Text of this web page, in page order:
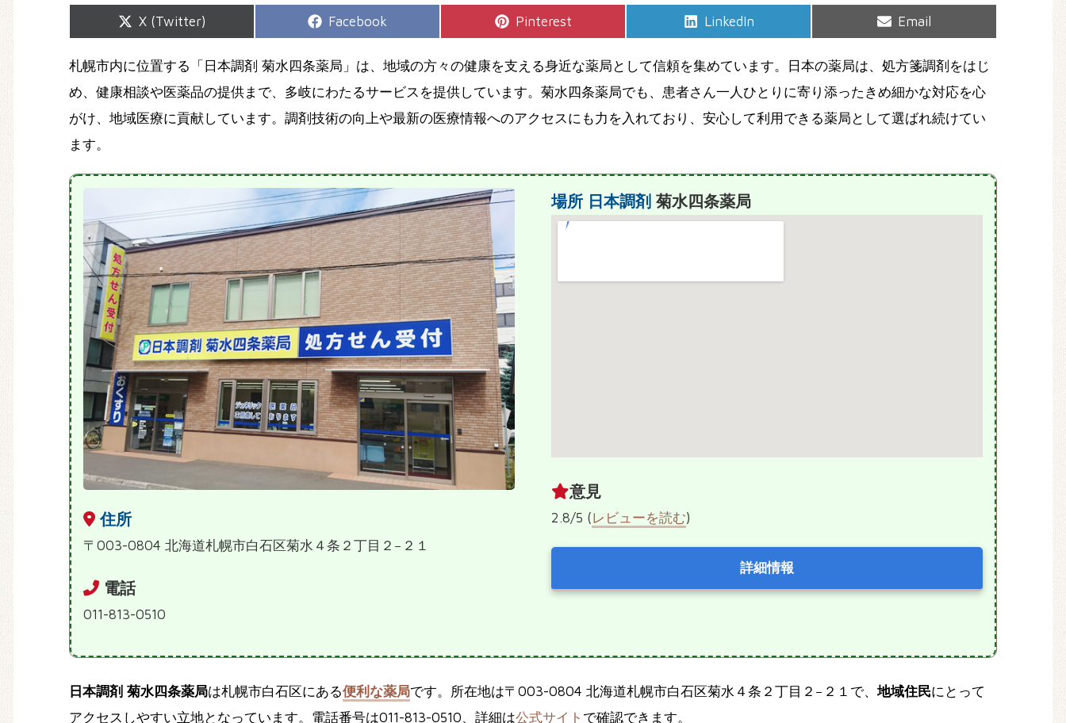
Share
X (Twitter)
Share
Facebook
Share
Pinterest
Share
LinkedIn
Share
Email
札幌市内に位置する「日本調剤 菊水四条薬局」は、地域の方々の健康を支える身近な薬局として信頼を集めています。日本の薬局は、処方箋調剤をはじ
め、健康相談や医薬品の提供まで、多岐にわたるサービスを提供しています。菊水四条薬局でも、患者さん一人ひとりに寄り添ったきめ細かな対応を心
がけ、地域医療に貢献しています。調剤技術の向上や最新の医療情報へのアクセスにも力を入れており、安心して利用できる薬局として選ばれ続けてい
ます。
住所
〒003-0804 北海道札幌市白石区菊水４条２丁目２−２１
電話
011-813-0510
場所 日本調剤 菊水四条薬局
意見
2.8/5 (レビューを読む)
詳細情報
日本調剤 菊水四条薬局は札幌市白石区にある便利な薬局です。所在地は〒003-0804 北海道札幌市白石区菊水４条２丁目２−２１で、 地域住民にとって
アクセスしやすい立地となっています。電話番号は011-813-0510、詳細は公式サイト で確認できます。